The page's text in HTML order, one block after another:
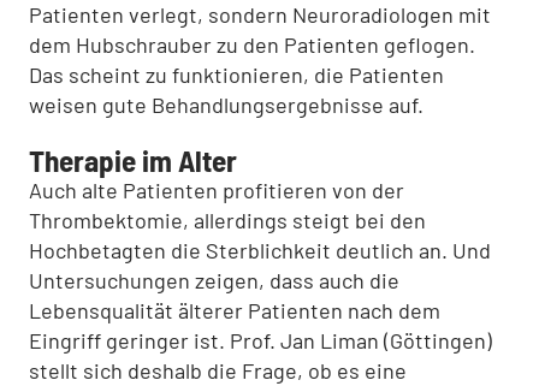
Patienten verlegt, sondern Neuroradiologen mit
dem Hubschrauber zu den Patienten geflogen.
Das scheint zu funktionieren, die Patienten
weisen gute Behandlungsergebnisse auf.
Therapie im Alter
Auch alte Patienten profitieren von der
Thrombektomie, allerdings steigt bei den
Hochbetagten die Sterblichkeit deutlich an. Und
Untersuchungen zeigen, dass auch die
Lebensqualität älterer Patienten nach dem
Eingriff geringer ist. Prof. Jan Liman (Göttingen)
stellt sich deshalb die Frage, ob es eine